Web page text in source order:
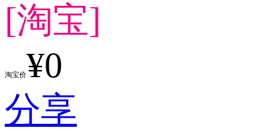
[淘宝]
淘宝价¥0
分享